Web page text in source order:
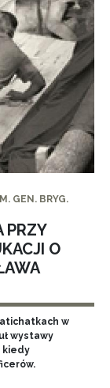
GEN. BRYG.
PRZY
O
w
wystawy
kiedy